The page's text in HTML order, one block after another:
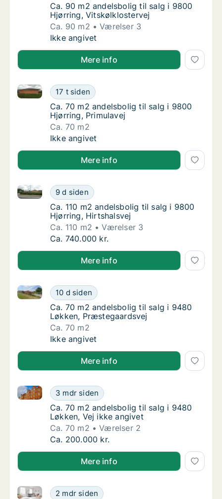
Ca. 90 m2 andelsbolig til salg i 9800
Ca. 90 m2 andelsbolig til salg i 9800
Hjørring, Vitskølklostervej
Ca. 90 m2
Værelser 3
Ca. 90 m2 andelsbolig til salg i 9800
Ikke angivet
Mere info
Ca. 70 m2 andelsbolig til salg i 9800
17 t siden
Ca. 70 m2 andelsbolig til salg i 9800 Hjørring,
Ca. 70 m2 andelsbolig til salg i 9800
Ca. 70 m2 andelsbolig til salg i 9800
Hjørring, Primulavej
Ca. 70 m2
Ca. 70 m2 andelsbolig til salg i 9800
Ikke angivet
Mere info
Ca. 110 m2 andelsbolig til salg i 9800
9 d siden
Ca. 110 m2 andelsbolig til salg i 9800 Hjørring,
Ca. 110 m2 andelsbolig til salg i 9800
Ca. 110 m2 andelsbolig til salg i 9800
Hjørring, Hirtshalsvej
Ca. 110 m2
Værelser 3
Ca. 110 m2 andelsbolig til salg i 9800
Ca. 740.000 kr.
Mere info
Ca. 70 m2 andelsbolig til salg i 9480
10 d siden
Ca. 70 m2 andelsbolig til salg i 9480 Løkken,
Ca. 70 m2 andelsbolig til salg i 9480
Ca. 70 m2 andelsbolig til salg i 9480
Løkken, Præstegaardsvej
Ca. 70 m2
Ca. 70 m2 andelsbolig til salg i 9480
Ikke angivet
Mere info
Ca. 70 m2 andelsbolig til salg i 9480
3 mdr siden
Ca. 70 m2 andelsbolig til salg i 9480 Løkken, Vej
Ca. 70 m2 andelsbolig til salg i 9480
Ca. 70 m2 andelsbolig til salg i 9480
Løkken, Vej ikke angivet
Ca. 70 m2
Værelser 2
Ca. 70 m2 andelsbolig til salg i 9480
Ca. 200.000 kr.
Mere info
Ca. 70 m2 andelsbolig til salg i 9480
2 mdr siden
Ca. 70 m2 andelsbolig til salg i 9480 Løkken,